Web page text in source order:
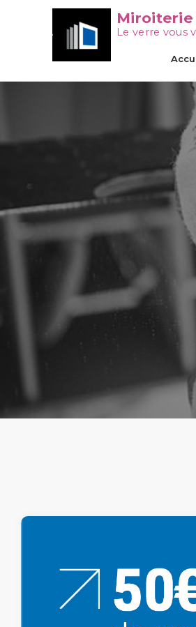
Miroiterie
Le verre vous